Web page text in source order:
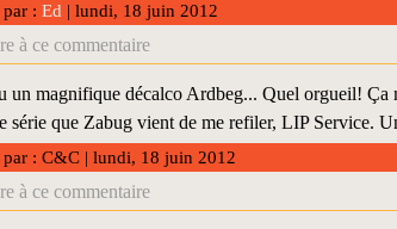
: Ed | lundi, 18 juin 2012
à ce commentaire
un magnifique décalco Ardbeg... Quel orgueil!
série que Zabug vient de me refiler, LIP Service.
par : C&C | lundi, 18 juin 2012
à ce commentaire